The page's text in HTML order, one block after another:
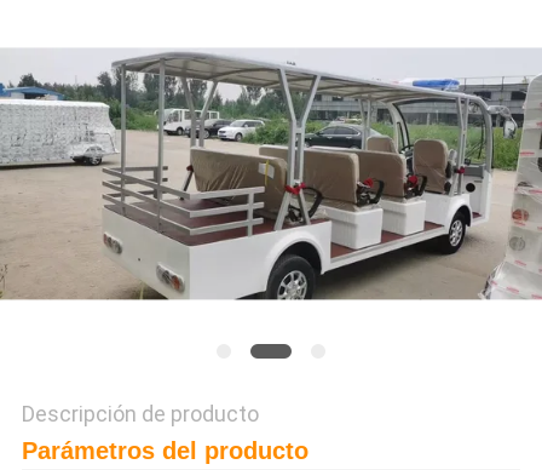
POLÍTICA
DE
PRIVACIDAD
Descripción de producto
Parámetros del producto